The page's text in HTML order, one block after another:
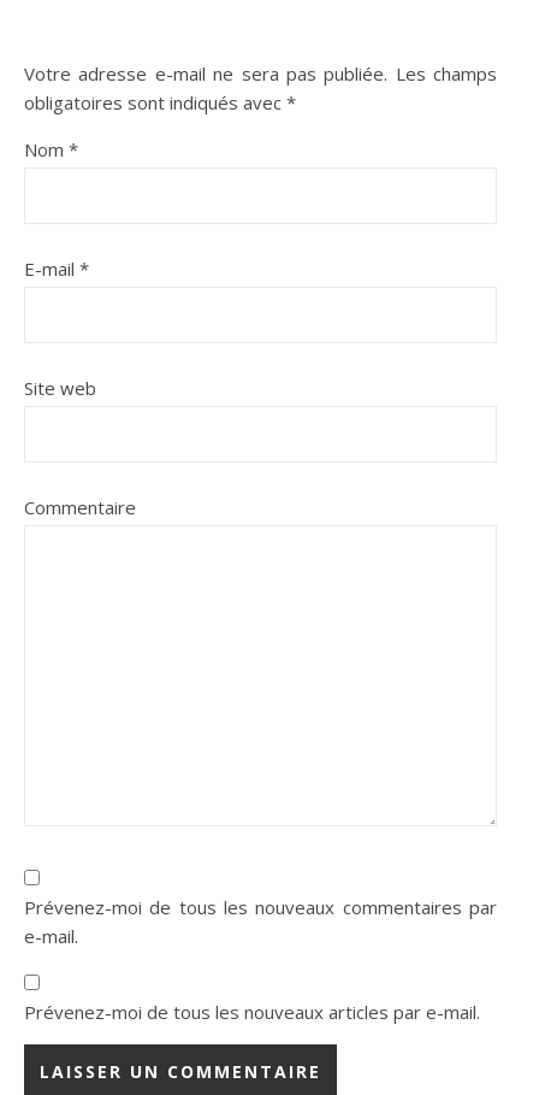
Votre adresse e-mail ne sera pas publiée. Les champs
obligatoires sont indiqués avec *
Nom *
E-mail *
Site web
Commentaire
Prévenez-moi de tous les nouveaux commentaires par
e-mail.
Prévenez-moi de tous les nouveaux articles par e-mail.